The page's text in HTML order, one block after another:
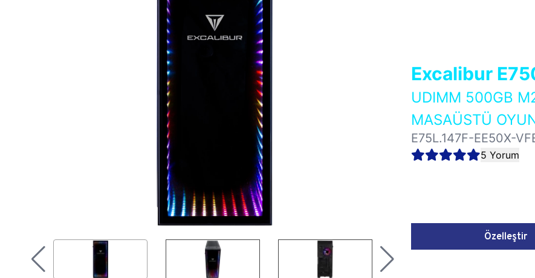
Excalibur
UDIMM 500GB
MASAÜSTÜ
E75L.147F-EE50X-
5 Yorum
Özelleştir